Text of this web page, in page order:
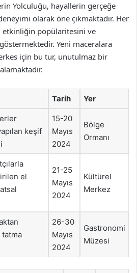
Yolculuğu, hayallerin gerçeğe
olarak öne çıkmaktadır. Her
etkinliğin popülaritesini ve
Yeni maceralara
için bu tur, unutulmaz bir
Tarih Yer
keşif
15-20
Mayıs
2024
Bölge
Ormanı
el
21-25
Mayıs
2024
Kültürel
Merkez
26-30
Mayıs
2024
Gastronomi
Müzesi